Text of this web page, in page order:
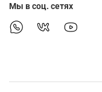
Мы в соц. сетях